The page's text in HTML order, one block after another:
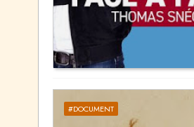
#DOCUMENT